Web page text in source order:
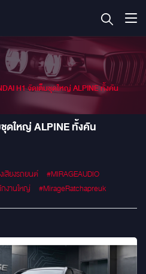
H1 จัดเต็มชุดใหญ่ ALPINE ทั้งคัน
ดใหญ่ ALPINE ทั้งคัน
เสียงรถยนต์
#MIRAGEAUDIO
งานใหญ่ #MirageRatchapreuk